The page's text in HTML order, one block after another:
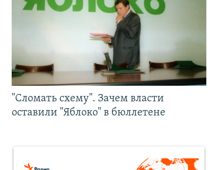
"Сломать схему". Зачем власти
оставили "Яблоко" в бюллетене